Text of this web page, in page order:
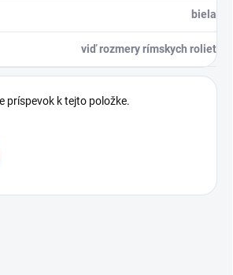
biela
viď rozmery rímskych roliet
príspevok k tejto položke.